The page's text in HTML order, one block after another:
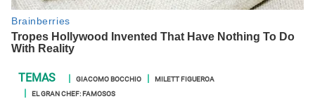
GIACOMO BOCCHIO
MILETT FIGUEROA
EL GRAN CHEF: FAMOSOS